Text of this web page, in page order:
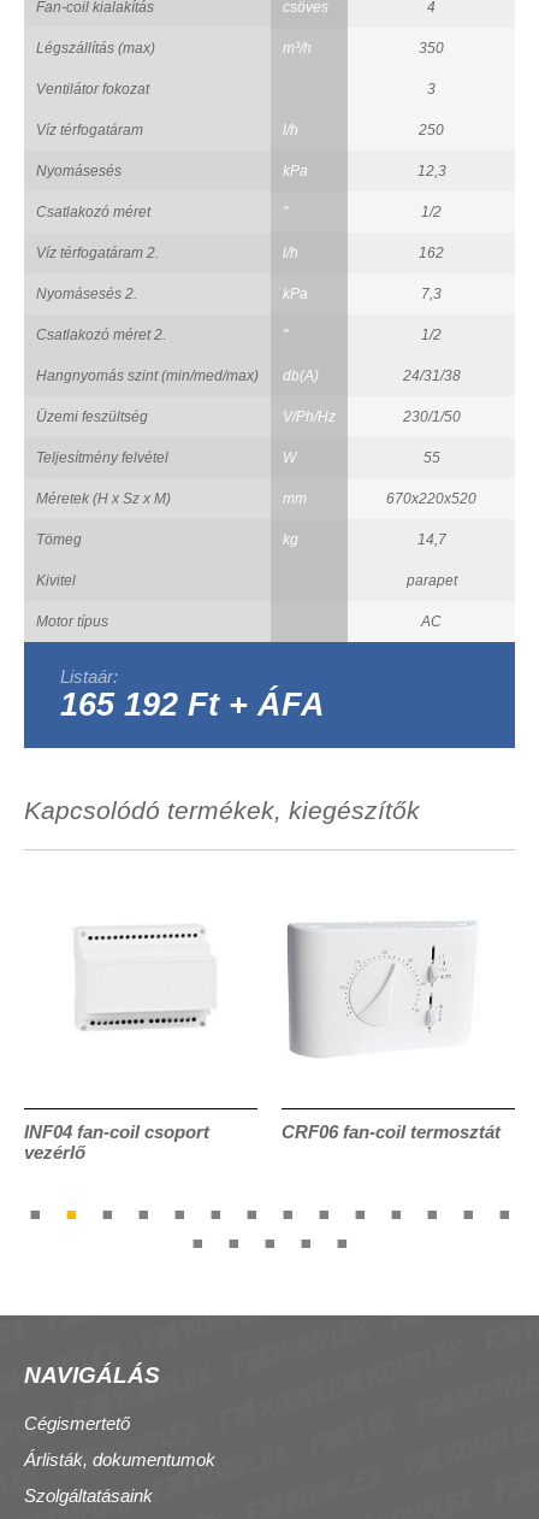
Fan-coil kialakítás csöves 4
Légszállítás (max) m³/h 350
Ventilátor fokozat 3
Víz térfogatáram l/h 250
Nyomásesés kPa 12,3
Csatlakozó méret " 1/2
Víz térfogatáram 2. l/h 162
Nyomásesés 2. kPa 7,3
Csatlakozó méret 2. " 1/2
Hangnyomás szint (min/med/max) db(A) 24/31/38
Üzemi feszültség V/Ph/Hz 230/1/50
Teljesítmény felvétel W 55
Méretek (H x Sz x M) mm 670x220x520
Tömeg kg 14,7
Kivitel parapet
Motor típus AC
Listaár:
165 192 Ft + ÁFA
Kapcsolódó termékek, kiegészítők
INF04 fan-coil csoport
vezérlő
CRF06 fan-coil termosztát
NAVIGÁLÁS
Cégismertető
Árlisták, dokumentumok
Szolgáltatásaink